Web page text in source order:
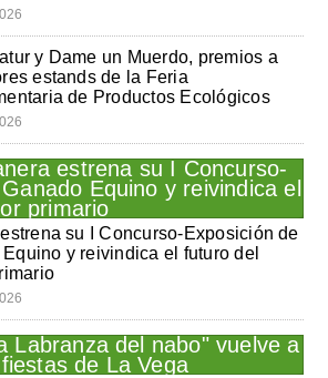
y Dame un Muerdo, premios a
estands de la Feria
de Productos Ecológicos
su I Concurso-Exposición de
y reivindica el futuro del